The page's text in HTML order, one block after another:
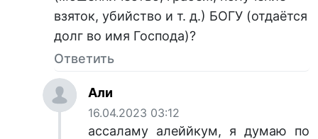
взяток, убийство и т. д.) БОГУ (отдаётся
долг во имя Господа)?
Ответить
Али
16.04.2023 03:12
ассаламу алеййкум, я думаю по